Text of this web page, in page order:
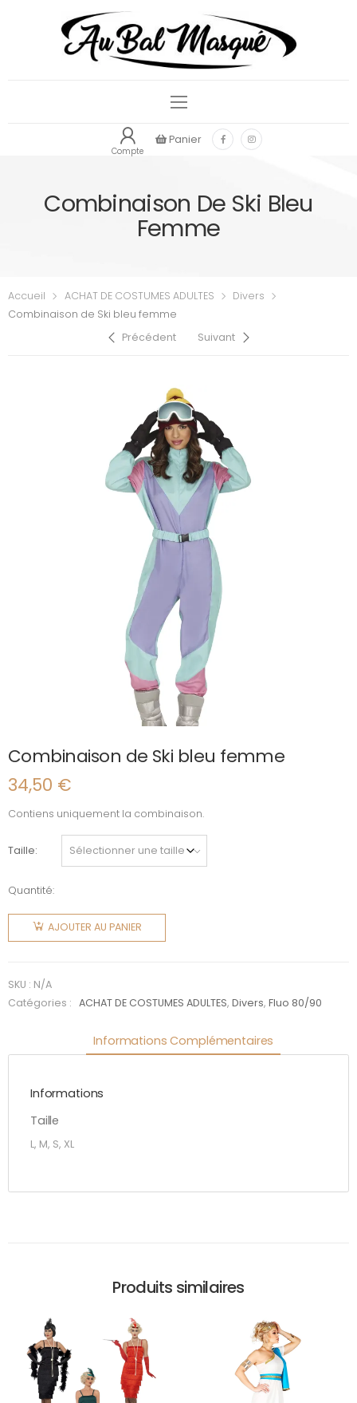
Compte
Panier
Combinaison De Ski Bleu
Femme
Accueil ACHAT DE COSTUMES ADULTES
Divers
Combinaison de Ski bleu femme
Précédent
Suivant
Combinaison de Ski bleu femme
34,50 €
Contiens uniquement la combinaison.
Taille
Quantité:
quantité
Combinaison
bleu
femme
AJOUTER AU PANIER
SKU : N/A
Catégories :
ACHAT DE COSTUMES ADULTES,Divers,Fluo 80/90
Informations Complémentaires
Informations
Taille
L, M, S, XL
Produits similaires